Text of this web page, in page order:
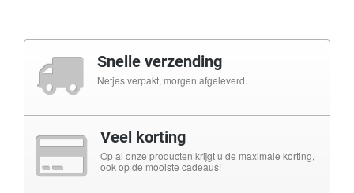
Snelle verzending
Netjes verpakt, morgen afgeleverd.
Veel korting
Op al onze producten krijgt u de maximale korting,
ook op de mooiste cadeaus!